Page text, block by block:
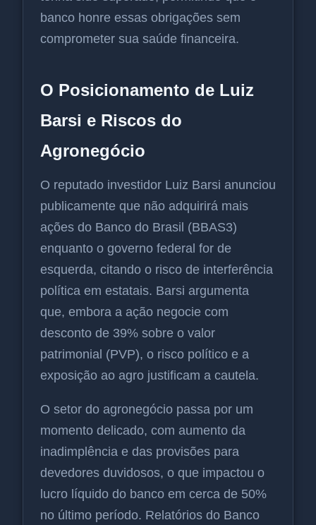
banco honre essas obrigações sem
comprometer sua saúde financeira.
O Posicionamento de Luiz
Barsi e Riscos do
Agronegócio
O reputado investidor Luiz Barsi anunciou
publicamente que não adquirirá mais
ações do Banco do Brasil (BBAS3)
enquanto o governo federal for de
esquerda, citando o risco de interferência
política em estatais. Barsi argumenta
que, embora a ação negocie com
desconto de 39% sobre o valor
patrimonial (PVP), o risco político e a
exposição ao agro justificam a cautela.
O setor do agronegócio passa por um
momento delicado, com aumento da
inadimplência e das provisões para
devedores duvidosos, o que impactou o
lucro líquido do banco em cerca de 50%
no último período. Relatórios do Banco